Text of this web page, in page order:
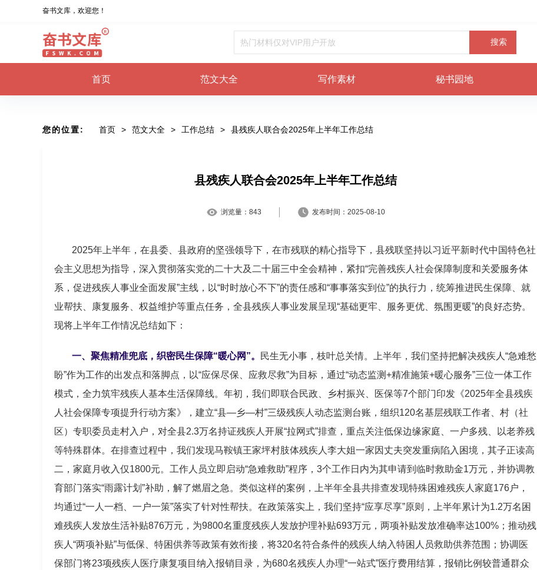
奋书文库，欢迎您！
搜索
首页 范文大全 写作素材 秘书园地
您的位置: 首页 > 范文大全 > 工作总结 > 县残疾人联合会2025年上半年工作总结
县残疾人联合会2025年上半年工作总结
浏览量： 843 发布时间： 2025-08-10
2025年上半年，在县委、县政府的坚强领导下，在市残联的精心指导下，县残联坚持以习近平新时代中国特色社
会主义思想为指导，深入贯彻落实党的二十大及二十届三中全会精神，紧扣“完善残疾人社会保障制度和关爱服务体
系，促进残疾人事业全面发展”主线，以“时时放心不下”的责任感和“事事落实到位”的执行力，统筹推进民生保障、就
业帮扶、康复服务、权益维护等重点任务，全县残疾人事业发展呈现“基础更牢、服务更优、氛围更暖”的良好态势。
现将上半年工作情况总结如下：
一、聚焦精准兜底，织密民生保障“暖心网”。
民生无小事，枝叶总关情。上半年，我们坚持把解决残疾人“急难愁
盼”作为工作的出发点和落脚点，以“应保尽保、应救尽救”为目标，通过“动态监测+精准施策+暖心服务”三位一体工作
模式，全力筑牢残疾人基本生活保障线。年初，我们即联合民政、乡村振兴、医保等7个部门印发《2025年全县残疾
人社会保障专项提升行动方案》，建立“县—乡—村”三级残疾人动态监测台账，组织120名基层残联工作者、村（社
区）专职委员走村入户，对全县2.3万名持证残疾人开展“拉网式”排查，重点关注低保边缘家庭、一户多残、以老养残
等特殊群体。在排查过程中，我们发现马鞍镇王家坪村肢体残疾人李大姐一家因丈夫突发重病陷入困境，其子正读高
二，家庭月收入仅1800元。工作人员立即启动“急难救助”程序，3个工作日内为其申请到临时救助金1万元，并协调教
育部门落实“雨露计划”补助，解了燃眉之急。类似这样的案例，上半年全县共排查发现特殊困难残疾人家庭176户，
均通过“一人一档、一户一策”落实了针对性帮扶。在政策落实上，我们坚持“应享尽享”原则，上半年累计为1.2万名困
难残疾人发放生活补贴876万元，为9800名重度残疾人发放护理补贴693万元，两项补贴发放准确率达100%；推动残
疾人“两项补贴”与低保、特困供养等政策有效衔接，将320名符合条件的残疾人纳入特困人员救助供养范围；协调医
保部门将23项残疾人医疗康复项目纳入报销目录，为680名残疾人办理“一站式”医疗费用结算，报销比例较普通群众